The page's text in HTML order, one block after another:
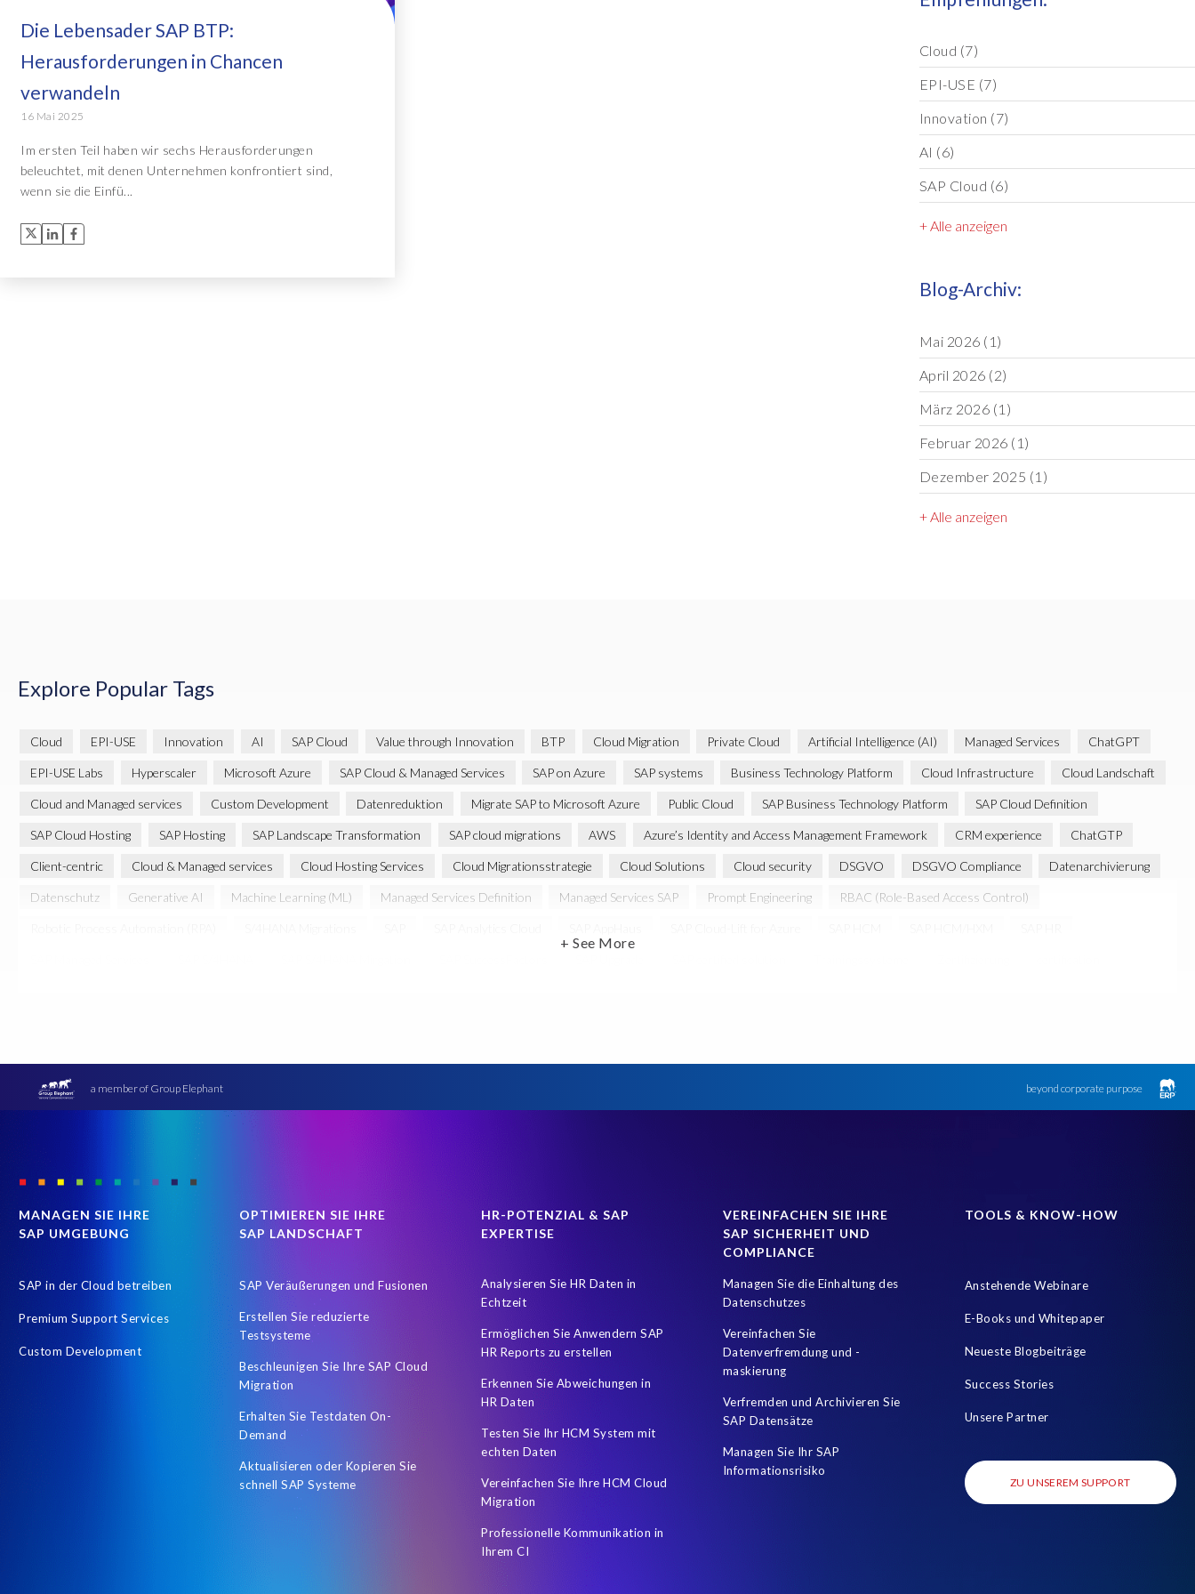
Object Extractor™
Archive Central
Alle Lösungen
Alle Lösungen
Die Lebensader SAP BTP:
Herausforderungen in Chancen
verwandeln
16 Mai 2025
Im ersten Teil haben wir sechs Herausforderungen
beleuchtet, mit denen Unternehmen konfrontiert sind,
wenn sie die Einfü...
Cloud (7)
EPI-USE (7)
Innovation (7)
AI (6)
SAP Cloud (6)
+ Alle anzeigen
Blog-Archiv:
Mai 2026 (1)
April 2026 (2)
März 2026 (1)
Februar 2026 (1)
Dezember 2025 (1)
+ Alle anzeigen
Explore Popular Tags
Cloud EPI-USE Innovation AI SAP Cloud Value through Innovation BTP Cloud Migration Private Cloud Artificial Intelligence (AI) Managed Services ChatGPT
EPI-USE Labs Hyperscaler Microsoft Azure SAP Cloud & Managed Services SAP on Azure SAP systems Business Technology Platform Cloud Infrastructure Cloud Landschaft
Cloud and Managed services Custom Development Datenreduktion Migrate SAP to Microsoft Azure Public Cloud SAP Business Technology Platform SAP Cloud Definition
SAP Cloud Hosting SAP Hosting SAP Landscape Transformation SAP cloud migrations AWS Azure’s Identity and Access Management Framework CRM experience ChatGTP
Client-centric Cloud & Managed services Cloud Hosting Services Cloud Migrationsstrategie Cloud Solutions Cloud security DSGVO DSGVO Compliance Datenarchivierung
Datenschutz Generative AI Machine Learning (ML) Managed Services Definition Managed Services SAP Prompt Engineering RBAC (Role-Based Access Control)
+ See More
a member of Group Elephant beyond corporate purpose
MANAGEN SIE IHRE
SAP UMGEBUNG
SAP in der Cloud betreiben
Premium Support Services
Custom Development
OPTIMIEREN SIE IHRE
SAP LANDSCHAFT
SAP Veräußerungen und Fusionen
Erstellen Sie reduzierte
Testsysteme
Beschleunigen Sie Ihre SAP Cloud
Migration
Erhalten Sie Testdaten On-
Demand
Aktualisieren oder Kopieren Sie
schnell SAP Systeme
HR-POTENZIAL & SAP
EXPERTISE
Analysieren Sie HR Daten in
Echtzeit
Ermöglichen Sie Anwendern SAP
HR Reports zu erstellen
Erkennen Sie Abweichungen in
HR Daten
Testen Sie Ihr HCM System mit
echten Daten
Vereinfachen Sie Ihre HCM Cloud
Migration
Professionelle Kommunikation in
Ihrem CI
VEREINFACHEN SIE IHRE
SAP SICHERHEIT UND
COMPLIANCE
Managen Sie die Einhaltung des
Datenschutzes
Vereinfachen Sie
Datenverfremdung und -
maskierung
Verfremden und Archivieren Sie
SAP Datensätze
Managen Sie Ihr SAP
Informationsrisiko
TOOLS & KNOW-HOW
Anstehende Webinare
E-Books und Whitepaper
Neueste Blogbeiträge
Success Stories
Unsere Partner
ZU UNSEREM SUPPORT